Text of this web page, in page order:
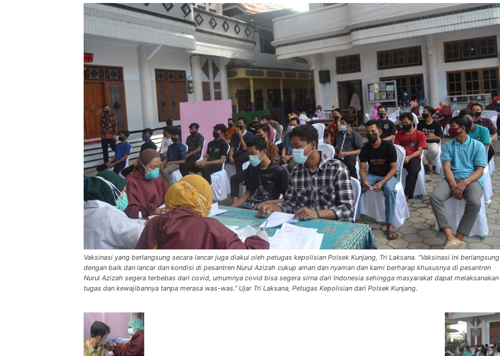
Vaksinasi yang berlangsung secara lancar juga diakui oleh petugas kepolisian Polsek Kunjang, Tri Laksana. “Vaksinasi ini berlangsung
dengan baik dan lancar dan kondisi di pesantren Nurul Azizah cukup aman dan nyaman dan kami berharap khususnya di pesantren
Nurul Azizah segera terbebas dari covid, umumnya covid bisa segera sirna dari Indonesia sehingga masyarakat dapat melaksanakan
tugas dan kewajibannya tanpa merasa was-was.” Ujar Tri Laksana, Petugas Kepolisian dari Polsek Kunjang.